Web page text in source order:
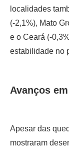
localidades
(-2,1%), Mato
e o Ceará (-
estabilidade no
Avanços
Apesar das
mostraram